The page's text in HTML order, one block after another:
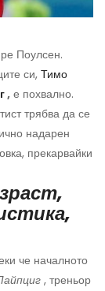
Поулсен.
си, Тимо
, е похвално.
трябва да се
надарен
прекарвайки
че началното
, треньор